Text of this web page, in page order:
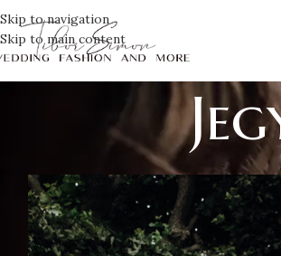
Skip to navigation
Skip to main content